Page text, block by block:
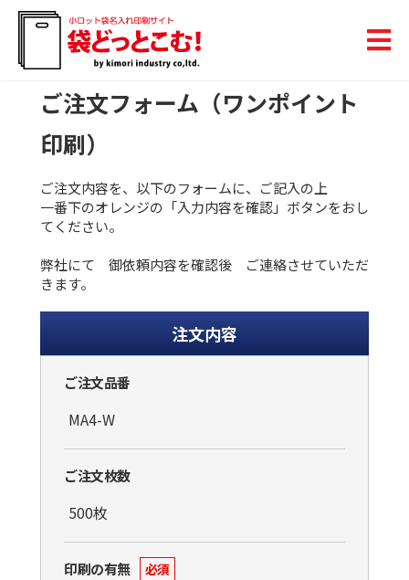
ご注文フォーム（ワンポイント
印刷）
ご注文内容を、以下のフォームに、ご記入の上
一番下のオレンジの「入力内容を確認」ボタンをおし
てください。
弊社にて 御依頼内容を確認後 ご連絡させていただ
きます。
注文内容
ご注文品番
ご注文枚数
印刷の有無 必須